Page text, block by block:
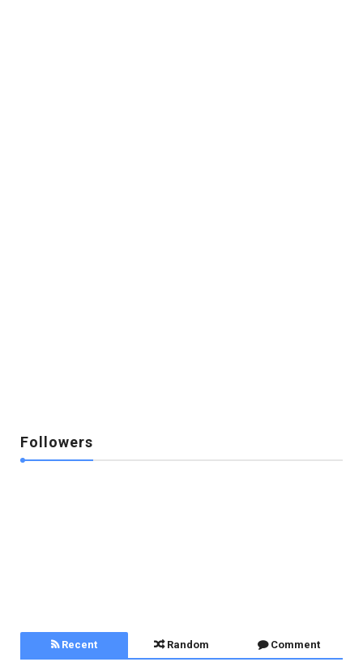
Followers
Recent Random Comment